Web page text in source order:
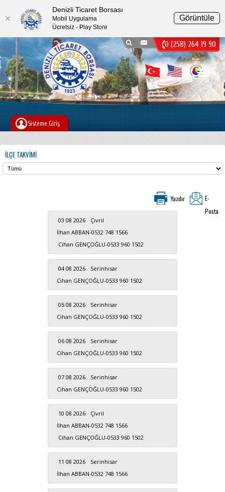
0 (258) 264 19 90
Sisteme Giriş
İLÇE TAKVIMI
E-
Posta
03 08 2026
Çivril
İlhan ABBAN-0532 748 1566
Cihan GENÇOĞLU-0533 960 1502
04 08 2026
Serinhisar
Cihan GENÇOĞLU-0533 960 1502
05 08 2026
Serinhisar
Cihan GENÇOĞLU-0533 960 1502
06 08 2026
Serinhisar
Cihan GENÇOĞLU-0533 960 1502
07 08 2026
Serinhisar
Cihan GENÇOĞLU-0533 960 1502
10 08 2026
Çivril
İlhan ABBAN-0532 748 1566
Cihan GENÇOĞLU-0533 960 1502
11 08 2026
Serinhisar
İlhan ABBAN-0532 748 1566
Menu
Denizli Ticaret Borsası
Mobil Uygulama
Ücretsiz - Play Store
Görüntüle